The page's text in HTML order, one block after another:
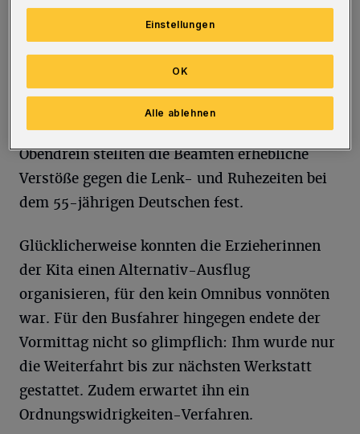
fest, dass der Bus erst am Dienstag (28. Mai)
wegen erheblicher Brems- und Lenkmängel
durch die Hauptuntersuchung beim TÜV
gleichzeitig Halter des elf Jahre alten Busses,
auch nicht über die benötigte Transportlizenz.
Obendrein stellten die Beamten erhebliche
Verstöße gegen die Lenk- und Ruhezeiten bei
dem 55-jährigen Deutschen fest.
Glücklicherweise konnten die Erzieherinnen
der Kita einen Alternativ-Ausflug
organisieren, für den kein Omnibus vonnöten
war. Für den Busfahrer hingegen endete der
Vormittag nicht so glimpflich: Ihm wurde nur
die Weiterfahrt bis zur nächsten Werkstatt
gestattet. Zudem erwartet ihn ein
Ordnungswidrigkeiten-Verfahren.
Einstellungen
Alle ablehnen
OK